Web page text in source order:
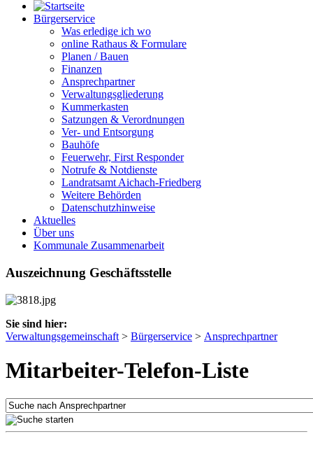
Bürgerservice
Was erledige ich wo
online Rathaus & Formulare
Planen / Bauen
Finanzen
Ansprechpartner
Verwaltungsgliederung
Kummerkasten
Satzungen & Verordnungen
Ver- und Entsorgung
Bauhöfe
Feuerwehr, First Responder
Notrufe & Notdienste
Landratsamt Aichach-Friedberg
Weitere Behörden
Datenschutzhinweise
Aktuelles
Über uns
Kommunale Zusammenarbeit
Auszeichnung Geschäftsstelle
Sie sind hier:
Verwaltungsgemeinschaft > Bürgerservice > Ansprechpartner
Mitarbeiter-Telefon-Liste